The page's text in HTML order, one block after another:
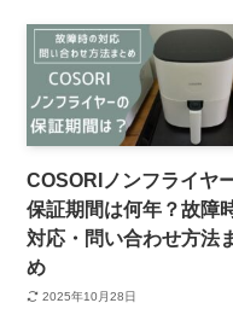
COSORIノンフライヤ
保証期間は何年？故障
対応・問い合わせ方法
め
2025年10月28日